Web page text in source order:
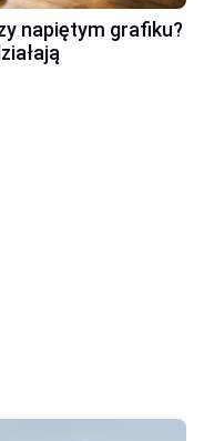
napiętym grafiku?